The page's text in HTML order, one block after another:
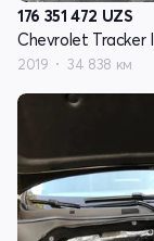
176 351 472 UZS
2019 34 838 км